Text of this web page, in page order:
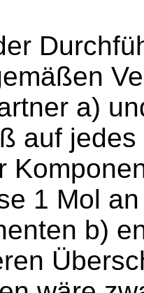
a)
auf
1 Mol
b)